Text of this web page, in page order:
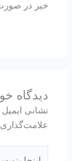
خیر در
دیدگاه‌
نشانی